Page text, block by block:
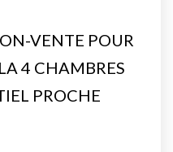
VENTE POUR
4 CHAMBRES
PROCHE